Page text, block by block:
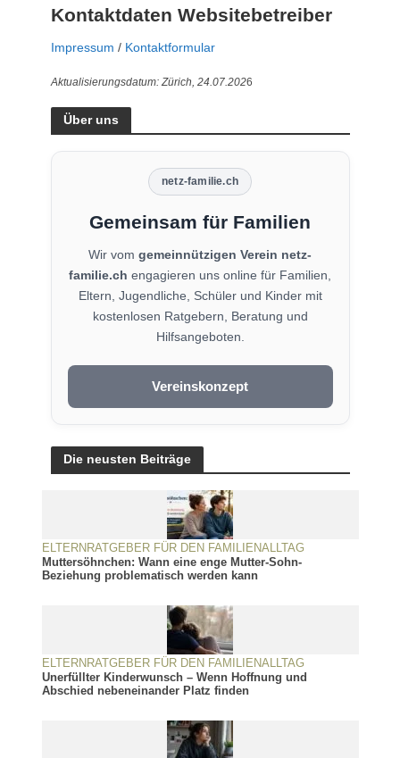
Kontaktdaten Websitebetreiber
Impressum / Kontaktformular
Aktualisierungsdatum: Zürich, 24.07.2026
Über uns
netz-familie.ch
Gemeinsam für Familien
Wir vom gemeinnützigen Verein netz-
familie.ch engagieren uns online für Familien,
Eltern, Jugendliche, Schüler und Kinder mit
kostenlosen Ratgebern, Beratung und
Hilfsangeboten.
Vereinskonzept
Die neusten Beiträge
ELTERNRATGEBER FÜR DEN FAMILIENALLTAG
Muttersöhnchen: Wann eine enge Mutter-Sohn-
Beziehung problematisch werden kann
ELTERNRATGEBER FÜR DEN FAMILIENALLTAG
Unerfüllter Kinderwunsch – Wenn Hoffnung und
Abschied nebeneinander Platz finden